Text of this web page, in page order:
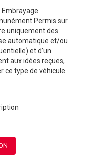
Embrayage
Permis sur
uniquement des
automatique et/ou
et d’un
aux idées reçues,
ce type de véhicule